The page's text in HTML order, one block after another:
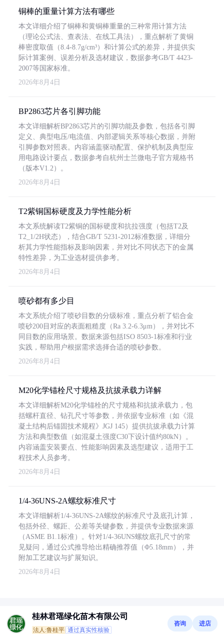
铜棒的重量计算方法有哪些
本文详细介绍了铜棒和黄铜棒重量的三种常用计算方法
（理论公式法、查表法、在线工具法），重点解析了黄铜
棒密度取值（8.4-8.7g/cm³）和计算公式的差异，并提供实
际计算案例、误差分析及选材建议，数据参考GB/T 4423-
2007等国家标准。
2026年8月4日
BP2863芯片各引脚功能
本文详细解析BP2863芯片的引脚功能及参数，包括各引脚
定义、典型电压/电流值、内部逻辑关系等核心数据，并附
引脚参数对照表。内容涵盖驱动配置、保护机制及典型应
用电路设计要点，数据参考自杭州士兰微电子官方规格书
（版本V1.2）。
2026年8月4日
T2紫铜国标硬度及力学性能分析
本文系统解读T2紫铜的国标硬度和抗拉强度（包括T2及
T2_1/2H状态），结合GB/T 5231-2012标准数据，详细分
析其力学性能指标及影响因素，并对比不同状态下的金属
特性差异，为工业选材提供参考。
2026年8月4日
喷砂都有多少目
本文系统介绍了喷砂目数的分级标准，重点分析了铝合金
喷砂200目对应的表面粗糙度（Ra 3.2-6.3μm），并对比不
同目数的应用场景。数据来源包括ISO 8503-1标准和行业
实践，帮助用户根据需求选择合适的喷砂参数。
2026年8月4日
M20化学锚栓尺寸规格及抗拔承载力详解
本文详细解析M20化学锚栓的尺寸规格和抗拔承载力，包
括螺杆直径、钻孔尺寸等参数，并依据专业标准（如《混
凝土结构后锚固技术规程》JGJ 145）提供抗拔承载力计算
方法和典型数值（如混凝土强度C30下设计值约80kN）。
内容涵盖安装要点、性能影响因素及选型建议，适用于工
程技术人员参考。
2026年8月4日
1/4-36UNS-2A螺纹标准尺寸
本文详细解析1/4-36UNS-2A螺纹的标准尺寸及底孔计算，
包括外径、螺距、公差等关键参数，并提供专业数据来源
（ASME B1.1标准）。针对1/4-36UNS螺纹底孔尺寸的常
见疑问，通过公式推导给出精确推荐值（Φ5.18mm），并
附加工艺建议与扩展知识。
2026年8月4日
桂林君瑶绿化苗木有限公司
法人:鲁桂平 通过真实性核验
咨询 进店